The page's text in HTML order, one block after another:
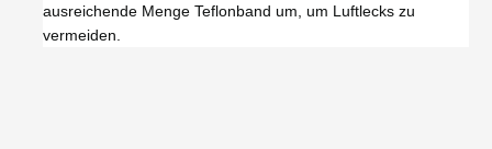
ausreichende Menge Teflonband um, um Luftlecks zu
vermeiden.